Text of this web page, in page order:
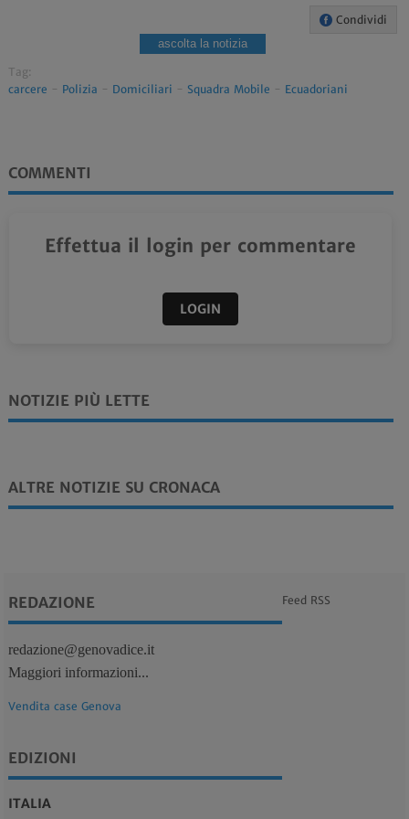
Condividi
ascolta la notizia
Tag:
carcere - Polizia - Domiciliari - Squadra Mobile - Ecuadoriani
COMMENTI
Effettua il login per commentare
LOGIN
NOTIZIE PIÙ LETTE
ALTRE NOTIZIE SU CRONACA
REDAZIONE
redazione@genovadice.it
Maggiori informazioni...
Vendita case Genova
EDIZIONI
ITALIA
Feed RSS